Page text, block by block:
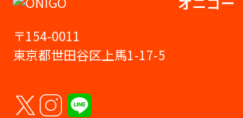
〒154-0011
東京都世田谷区上馬1-17-5